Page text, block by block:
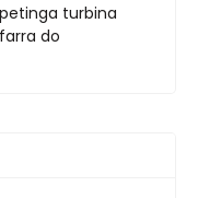
turbina
do